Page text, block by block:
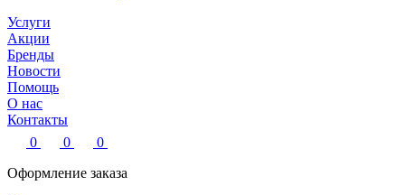
Услуги
Акции
Бренды
Новости
Помощь
О нас
Контакты
0
0
0
Оформление заказа